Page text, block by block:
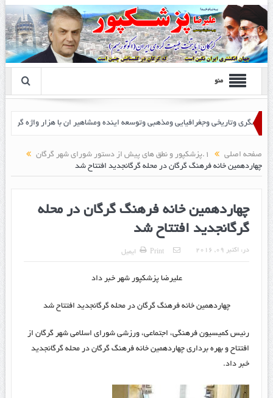
منو
صفحه اصلی
1.پزشکپور و نطق های پیش از دستور شورای شهر گرگان
چهاردهمین خانه فرهنگ گرگان در محله گرگانجدید افتتاح شد
چهاردهمین خانه فرهنگ گرگان در محله
گرگانجدید افتتاح شد
در: اکتبر 09, 2016 Print ایمیل
علیرضا پزشکپور شهر خبر داد
چهاردهمین خانه فرهنگ گرگان در محله گرگانجدید افتتاح شد
رئیس کمیسیون فرهنگی، اجتماعی، ورزشی شورای اسلامی شهر گرگان از
افتتاح و بهره برداری چهاردهمین خانه فرهنگ گرگان در محله گرگانجدید
خبر داد.